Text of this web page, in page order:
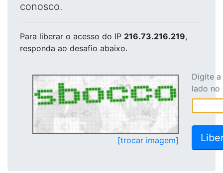
conosco.
Para liberar o acesso do IP 216.73.216.219,
responda ao desafio abaixo.
[trocar imagem]
Digite
lado no